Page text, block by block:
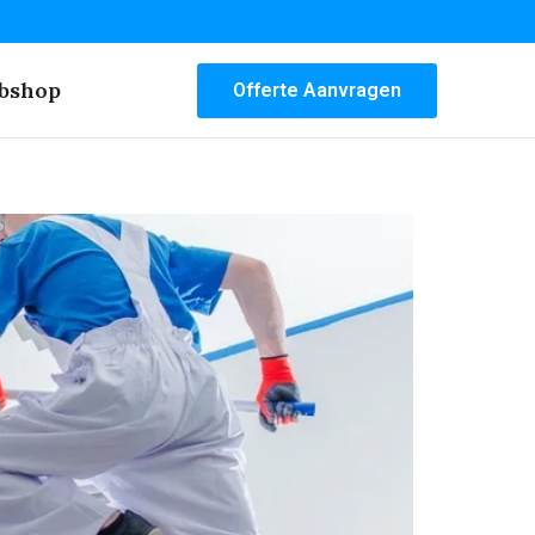
Offerte Aanvragen